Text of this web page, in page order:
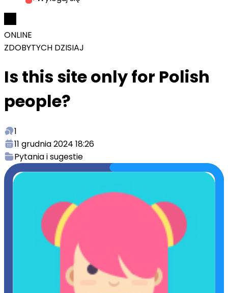
ONLINE
ZDOBYTYCH DZISIAJ
Is this site only for Polish
people?
1
11 grudnia 2024 18:26
Pytania i sugestie